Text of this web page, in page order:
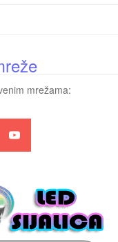
mrežama: